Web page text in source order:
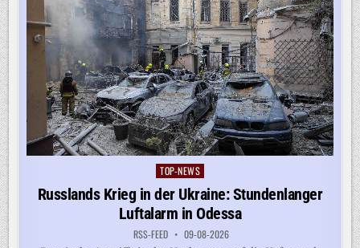
Posted
in
TOP-NEWS
Russlands Krieg in der Ukraine: Stundenlanger
Luftalarm in Odessa
RSS-FEED 09-08-2026